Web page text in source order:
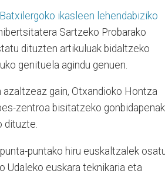
Batxilergoko ikasleen lehendabiziko
Sartzeko Probarako
dituzten artikuluak bidaltzeko
genituela agindu genuen.
gain, Otxandioko Hontza
zentroa bisitatzeko gonbidapenak
dituzte.
puntako hiru euskaltzalek
Udaleko euskara teknikaria eta